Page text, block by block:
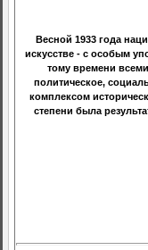
Весной 1933 года
искусстве - с особым
тому времени
политическое,
комплексом
степени была